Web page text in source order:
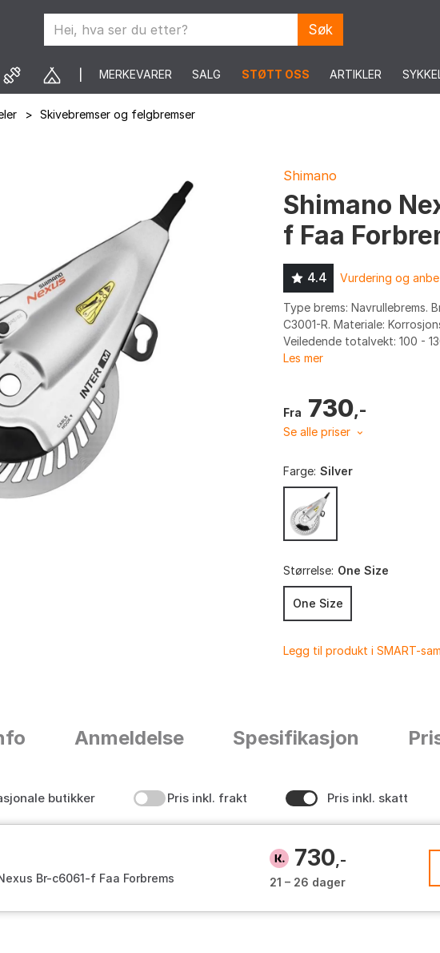
Søk
MERKEVARER SALG STØTT OSS ARTIKLER
> Skivebremser og felgbremser
Shimano
Shimano
f Faa
4.4 Vurdering og
Type brems: Navrullebrems.
C3001-R. Materiale:
Veiledende totalvekt: 100 -
Les mer
Fra 730,-
Se alle priser
Farge: Silver
Størrelse: One Size
One Size
Legg til produkt i SMART-
Anmeldelse Spesifikasjon
butikker Pris inkl. frakt Pris inkl. skatt
Br-c6061-f Faa Forbrems
730,-
21 – 26 dager